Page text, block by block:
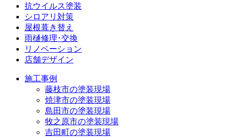
抗ウイルス塗装
シロアリ対策
屋根葺き替え
雨樋修理･交換
リノベーション
店舗デザイン
施工事例
藤枝市の塗装現場
焼津市の塗装現場
島田市の塗装現場
牧之原市の塗装現場
吉田町の塗装現場